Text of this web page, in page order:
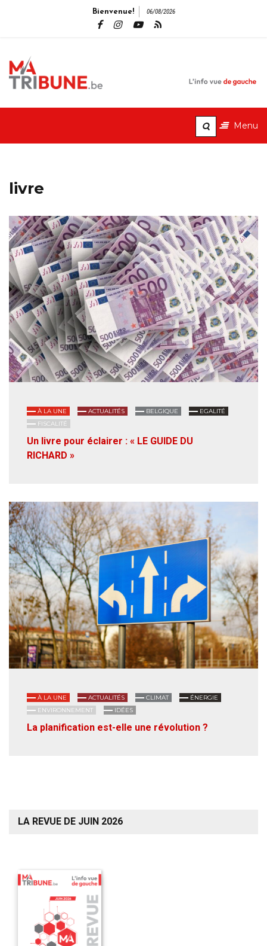
Bienvenue! 06/08/2026
Menu
livre
À LA UNE ACTUALITÉS BELGIQUE
EGALITÉ
FISCALITÉ
Un livre pour éclairer : « LE GUIDE DU
RICHARD »
À LA UNE ACTUALITÉS CLIMAT
ÉNERGIE
ENVIRONNEMENT
IDÉES
La planification est-elle une révolution ?
LA REVUE DE JUIN 2026